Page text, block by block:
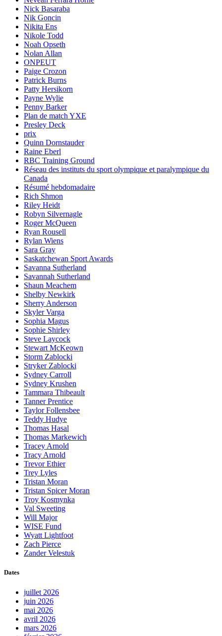
Nick Basaraba
Nik Goncin
Nikita Ens
Nikole Todd
Noah Opseth
Nolan Allan
ONPEUT
Paige Crozon
Patrick Burns
Patty Hersikorn
Payne Wylie
Penny Barker
Plan de match YXE
Presley Deck
prix
Quinn Dornstauder
Raine Eberl
RBC Training Ground
Réseau des instituts du sport olympique et paralympique du
Canada
Résumé hebdomadaire
Rich Shmon
Riley Heidt
Robyn Silvernagle
Roger McQueen
Ryan Rousell
Rylan Wiens
Sara Gray
Saskatchewan Sport Awards
Savanna Sutherland
Savannah Sutherland
Shaun Meachem
Shelby Newkirk
Sherry Anderson
Skyler Varga
Sophia Magus
Sophie Shirley
Steve Laycock
Stewart McKeown
Storm Zablocki
Stryker Zablocki
Sydney Carroll
Sydney Krushen
Tammara Thibeault
Tanner Prentice
Taylor Follensbee
Teddy Hudye
Thomas Hasal
Thomas Markewich
Tracey Arnold
Tracy Arnold
Trevor Ethier
Trey Lyles
Tristan Moran
Tristan Spicer Moran
Troy Kosmynka
Val Sweeting
Will Major
WISE Fund
Wyatt Lightfoot
Zach Pierce
Zander Velestuk
Dates
juillet 2026
juin 2026
mai 2026
avril 2026
mars 2026